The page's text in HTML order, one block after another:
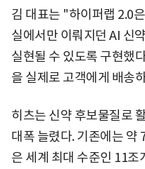
김 대표는 "하이퍼랩 2.0
실에서만 이뤄지던 AI 신
실현될 수 있도록 구현했
을 실제로 고객에게 배송
히츠는 신약 후보물질로
대폭 늘렸다. 기존에는 약
은 세계 최대 수준인 11조